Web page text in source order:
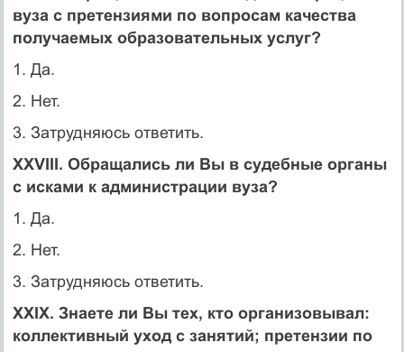
вуза с претензиями по вопросам качества
получаемых образовательных услуг?
1. Да.
2. Нет.
3. Затрудняюсь ответить.
XXVIII. Обращались ли Вы в судебные органы
с исками к администрации вуза?
1. Да.
2. Нет.
3. Затрудняюсь ответить.
XXIX. Знаете ли Вы тех, кто организовывал:
коллективный уход с занятий; претензии по